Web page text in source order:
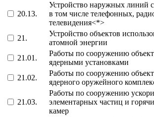
20.13.
Устройство наружных линий
в том числе телефонных,
телевидения<*>
21.
Устройство объектов
атомной энергии
21.01.
Работы по сооружению
ядерными установками
21.02.
Работы по сооружению
ядерного оружейного
21.03.
Работы по сооружению
элементарных частиц и
камер